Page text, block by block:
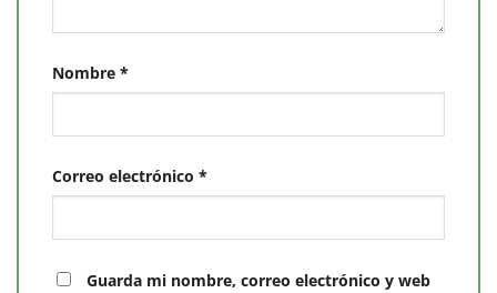
Nombre *
Correo electrónico *
Guarda mi nombre, correo electrónico y web